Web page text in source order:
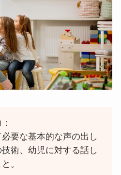
要な基本的な声の出し
術、幼児に対する話し
。